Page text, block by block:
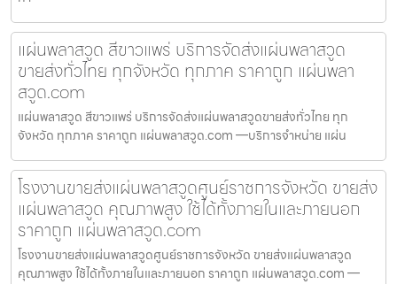
แผ่นพลาสวูด สีขาวแพร่ บริการจัดส่งแผ่นพลาสวูด
ขายส่งทั่วไทย ทุกจังหวัด ทุกภาค ราคาถูก แผ่นพลา
สวูด.com
แผ่นพลาสวูด สีขาวแพร่ บริการจัดส่งแผ่นพลาสวูดขายส่งทั่วไทย ทุก
จังหวัด ทุกภาค ราคาถูก แผ่นพลาสวูด.com —บริการจำหน่าย แผ่น
โรงงานขายส่งแผ่นพลาสวูดศูนย์ราชการจังหวัด ขายส่ง
แผ่นพลาสวูด คุณภาพสูง ใช้ได้ทั้งภายในและภายนอก
ราคาถูก แผ่นพลาสวูด.com
โรงงานขายส่งแผ่นพลาสวูดศูนย์ราชการจังหวัด ขายส่งแผ่นพลาสวูด
คุณภาพสูง ใช้ได้ทั้งภายในและภายนอก ราคาถูก แผ่นพลาสวูด.com —